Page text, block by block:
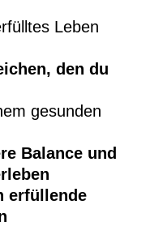
Leben
den du
gesunden
Balance und
erfüllende